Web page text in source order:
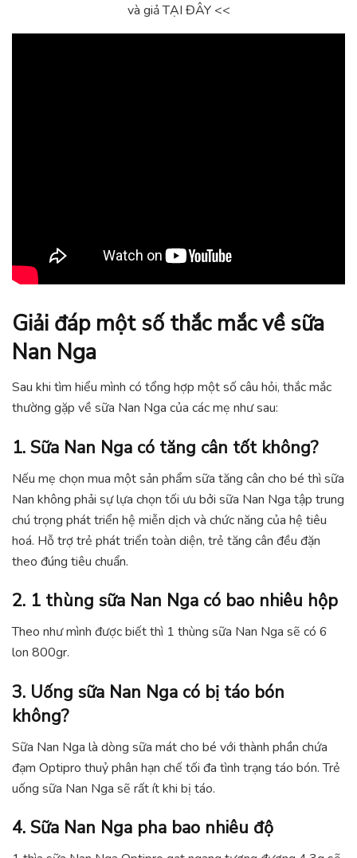
và giả TẠI ĐÂY <<
Giải đáp một số thắc mắc về sữa
Nan Nga
Sau khi tìm hiểu mình có tổng hợp một số câu hỏi, thắc mắc
thường gặp về sữa Nan Nga của các mẹ như sau:
1. Sữa Nan Nga có tăng cân tốt không?
Nếu mẹ chọn mua một sản phẩm sữa tăng cân cho bé thì sữa
Nan không phải sự lựa chọn tối ưu bởi sữa Nan Nga tập trung
chú trọng phát triển hệ miễn dịch và chức năng của hệ tiêu
hoá. Hỗ trợ trẻ phát triển toàn diện, trẻ tăng cân đều đặn
theo đúng tiêu chuẩn.
2. 1 thùng sữa Nan Nga có bao nhiêu hộp
Theo như mình được biết thì 1 thùng sữa Nan Nga sẽ có 6
lon 800gr.
3. Uống sữa Nan Nga có bị táo bón
không?
Sữa Nan Nga là dòng sữa mát cho bé với thành phần chứa
đạm Optipro thuỷ phân hạn chế tối đa tình trạng táo bón. Trẻ
uống sữa Nan Nga sẽ rất ít khi bị táo.
4. Sữa Nan Nga pha bao nhiêu độ